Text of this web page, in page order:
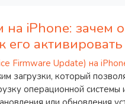
iPhone: зачем
его активировать
Firmware Update) на
загрузки, который
операционной системы